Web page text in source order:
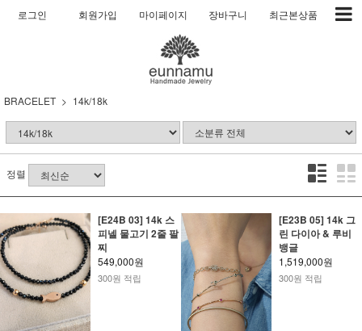
로그인 회원가입 마이페이지 장바구니 최근본상품
BRACELET 14k/18k
정렬
[E24B 03] 14k 스
피넬 물고기 2줄 팔
찌
549,000원
300원 적립
[E23B 05] 14k 그
린 다이아 & 루비
뱅글
1,519,000원
300원 적립